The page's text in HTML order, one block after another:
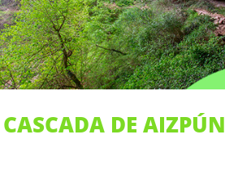
CASCADA DE AIZPÚN